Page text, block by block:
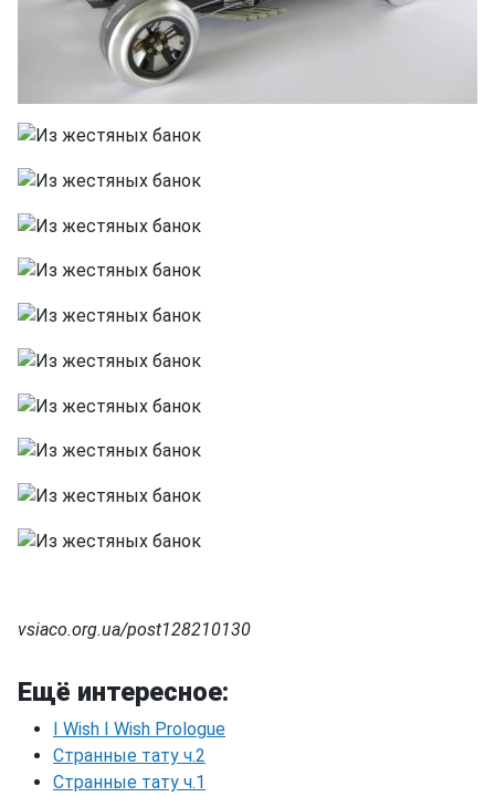
vsiaco.org.ua/post128210130
Ещё интересное:
I Wish I Wish Prologue
Странные тату ч.2
Странные тату ч.1